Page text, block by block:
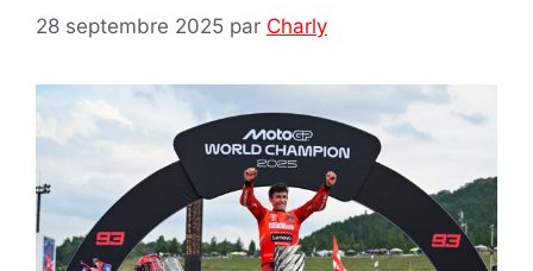
28 septembre 2025 par Charly